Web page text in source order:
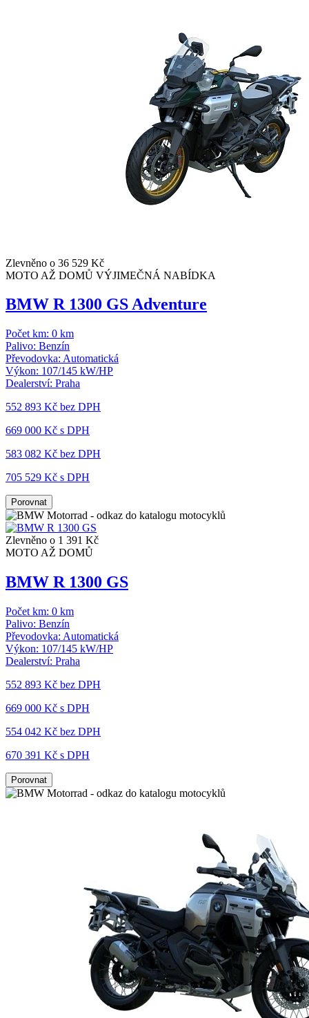
Zlevněno o 36 529 Kč
MOTO AŽ DOMŮ VÝJIMEČNÁ NABÍDKA
BMW R 1300 GS Adventure
Počet km: 0 km
Palivo: Benzín
Převodovka: Automatická
Výkon: 107/145 kW/HP
Dealerství: Praha
552 893 Kč bez DPH
669 000 Kč s DPH
583 082 Kč bez DPH
705 529 Kč s DPH
Porovnat
Zlevněno o 1 391 Kč
MOTO AŽ DOMŮ
BMW R 1300 GS
Počet km: 0 km
Palivo: Benzín
Převodovka: Automatická
Výkon: 107/145 kW/HP
Dealerství: Praha
552 893 Kč bez DPH
669 000 Kč s DPH
554 042 Kč bez DPH
670 391 Kč s DPH
Porovnat